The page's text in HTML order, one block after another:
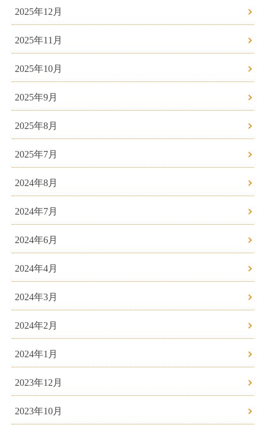
2025年12月
2025年11月
2025年10月
2025年9月
2025年8月
2025年7月
2024年8月
2024年7月
2024年6月
2024年4月
2024年3月
2024年2月
2024年1月
2023年12月
2023年10月